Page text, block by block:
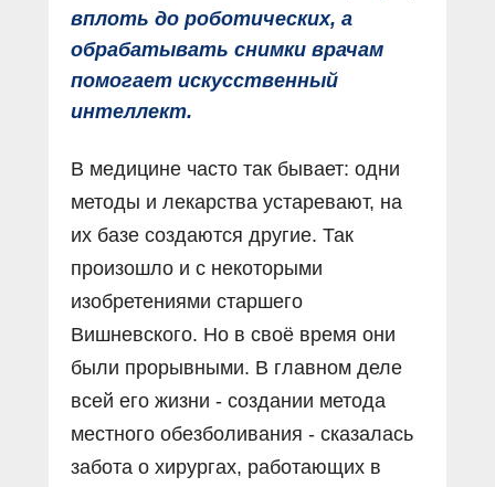
вплоть до роботических, а
обрабатывать снимки врачам
помогает искусственный
интеллект.
В медицине часто так бывает: одни
методы и лекарства устаревают, на
их базе создаются другие. Так
произошло и с некоторыми
изобретениями старшего
Вишневского. Но в своё время они
были прорывными. В главном деле
всей его жизни - создании метода
местного обезболивания - сказалась
забота о хирургах, работающих в